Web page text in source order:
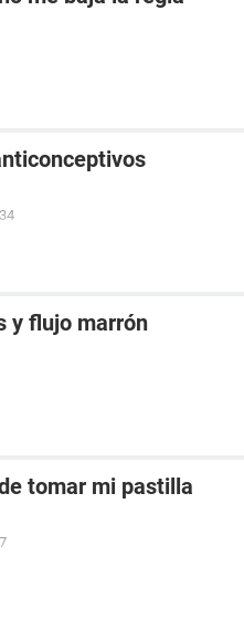
y flujo marrón
tomar mi pastilla